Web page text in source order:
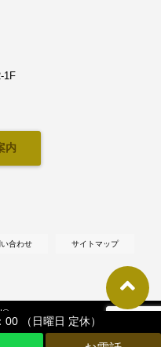
00 （日曜日 定休）
1F
内
合わせ サイトマップ
カーコーティングならブランズへ,